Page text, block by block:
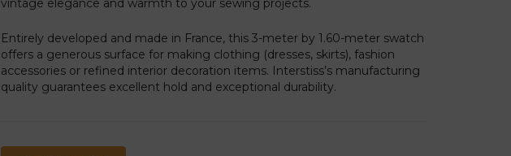
vintage elegance and warmth to your sewing projects.
Entirely developed and made in France, this 3-meter by 1.60-meter swatch
offers a generous surface for making clothing (dresses, skirts), fashion
accessories or refined interior decoration items. Interstiss’s manufacturing
quality guarantees excellent hold and exceptional durability.